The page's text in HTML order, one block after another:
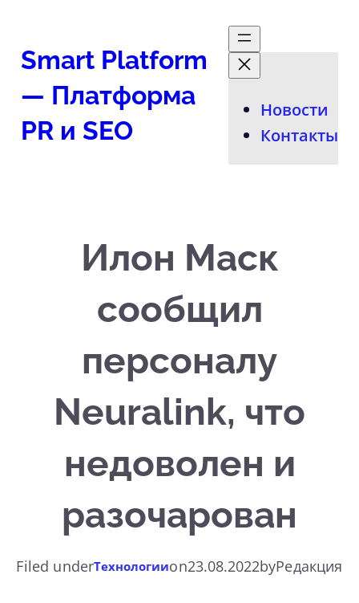
содержимому
Smart Platform
— Платформа
PR и SEO
Новости
Контакты
Илон Маск
сообщил
персоналу
Neuralink, что
недоволен и
разочарован
Filed underТехнологииon23.08.2022byРедакция